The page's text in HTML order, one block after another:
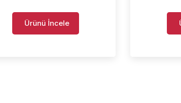
Ürünü İncele